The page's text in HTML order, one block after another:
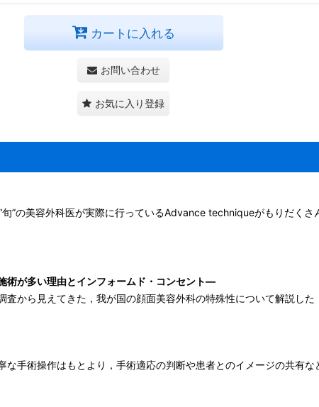
カートに入れる
お問い合わせ
お気に入り登録
”の美容外科医が実際に行っているAdvance techniqueがもりだくさ
術が多い理由とインフォームド・コンセント―
から見えてきた，我が国の顔面美容外科の特殊性について解説し
手術操作はもとより，手術適応の判断や患者とのイメージの共有